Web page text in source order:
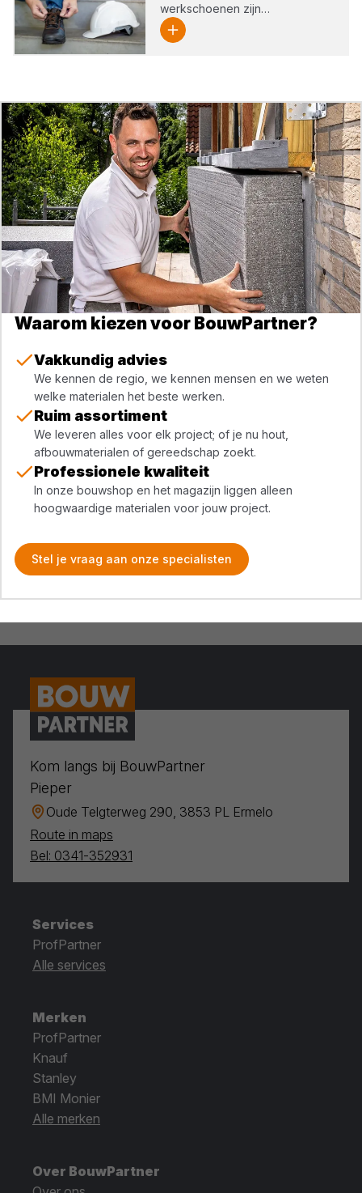
werkschoenen zijn…
Waarom kiezen voor BouwPartner?
Vakkundig advies
We kennen de regio, we kennen mensen en we weten
welke materialen het beste werken.
Ruim assortiment
We leveren alles voor elk project; of je nu hout,
afbouwmaterialen of gereedschap zoekt.
Professionele kwaliteit
In onze bouwshop en het magazijn liggen alleen
hoogwaardige materialen voor jouw project.
Stel je vraag aan onze specialisten
Kom langs bij BouwPartner
Pieper
Oude Telgterweg 290, 3853 PL Ermelo
Route in maps
Bel: 0341-352931
Services
ProfPartner
Alle services
Merken
ProfPartner
Knauf
Stanley
BMI Monier
Alle merken
Over BouwPartner